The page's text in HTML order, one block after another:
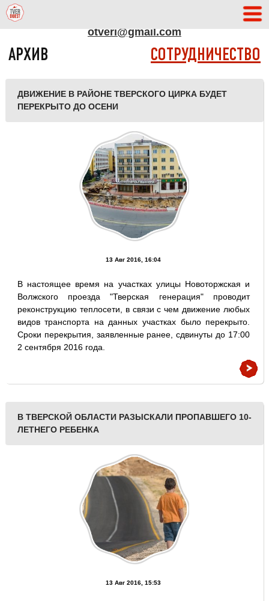
otveri@gmail.com
АРХИВ СОТРУДНИЧЕСТВО
ДВИЖЕНИЕ В РАЙОНЕ ТВЕРСКОГО ЦИРКА БУДЕТ
ПЕРЕКРЫТО ДО ОСЕНИ
13 Авг 2016, 16:04
В настоящее время на участках улицы Новоторжская и
Волжского проезда "Тверская генерация" проводит
реконструкцию теплосети, в связи с чем движение любых
видов транспорта на данных участках было перекрыто.
Сроки перекрытия, заявленные ранее, сдвинуты до 17:00
2 сентября 2016 года.
В ТВЕРСКОЙ ОБЛАСТИ РАЗЫСКАЛИ ПРОПАВШЕГО 10-
ЛЕТНЕГО РЕБЕНКА
13 Авг 2016, 15:53